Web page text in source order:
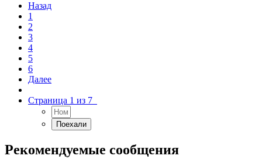
Назад
1
2
3
4
5
6
Далее
Страница 1 из 7
Рекомендуемые сообщения